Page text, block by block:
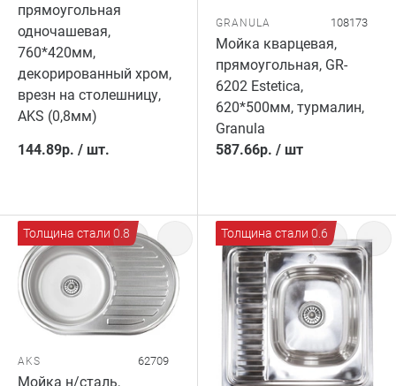
прямоугольная
одночашевая,
760*420мм,
декорированный хром,
врезн на столешницу,
AKS (0,8мм)
144.89р. / шт.
GRANULA 108173
Мойка кварцевая,
прямоугольная, GR-
6202 Estetica,
620*500мм, турмалин,
Granula
587.66р. / шт
Толщина стали 0.8
AKS 62709
Мойка н/сталь,
Толщина стали 0.6